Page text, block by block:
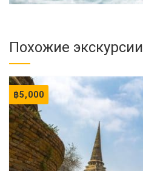
Похожие экскурсии
฿5,000